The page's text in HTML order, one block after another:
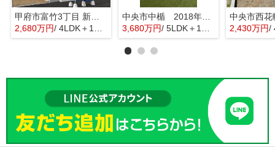
甲府市富竹3丁目 新築全3棟 3号棟 南西道路・車並列3台
2,680万円/ 4LDK＋1S(納戸)
中央市中楯 2018年築中古戸建 セキスイハイム施工 太陽光パネル
3,680万円/ 5LDK＋1S(納戸) 2,430万円/